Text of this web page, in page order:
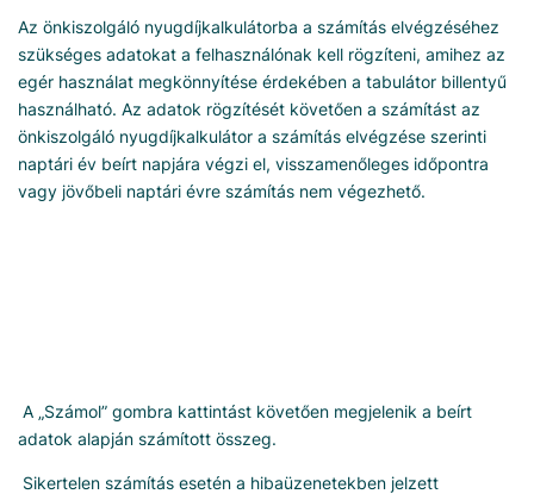
Az önkiszolgáló nyugdíjkalkulátorba a számítás elvégzéséhez
szükséges adatokat a felhasználónak kell rögzíteni, amihez az
egér használat megkönnyítése érdekében a tabulátor billentyű
használható. Az adatok rögzítését követően a számítást az
önkiszolgáló nyugdíjkalkulátor a számítás elvégzése szerinti
naptári év beírt napjára végzi el, visszamenőleges időpontra
vagy jövőbeli naptári évre számítás nem végezhető.
A „Számol” gombra kattintást követően megjelenik a beírt
adatok alapján számított összeg.
Sikertelen számítás esetén a hibaüzenetekben jelzett